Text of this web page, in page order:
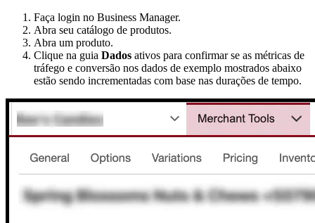
Faça login no Business Manager.
Abra seu catálogo de produtos.
Abra um produto.
Clique na guia Dados ativos para confirmar se as métricas de
tráfego e conversão nos dados de exemplo mostrados abaixo
estão sendo incrementadas com base nas durações de tempo.